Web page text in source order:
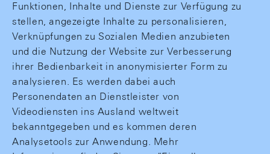
Funktionen, Inhalte und Dienste zur Verfügung zu
stellen, angezeigte Inhalte zu personalisieren,
Verknüpfungen zu Sozialen Medien anzubieten
und die Nutzung der Website zur Verbesserung
ihrer Bedienbarkeit in anonymisierter Form zu
analysieren. Es werden dabei auch
Personendaten an Dienstleister von
Videodiensten ins Ausland weltweit
bekanntgegeben und es kommen deren
Analysetools zur Anwendung. Mehr